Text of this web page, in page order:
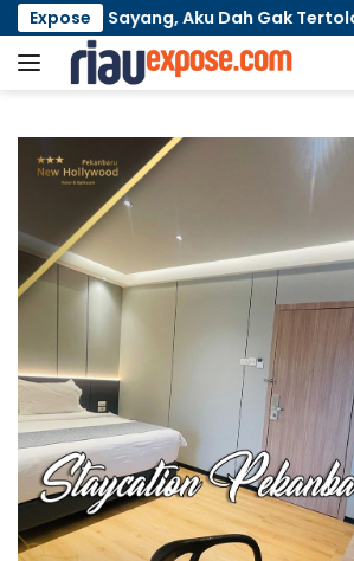
Langsung
ke
konten
Expose
Aku Dah Gak Tertolong Lagi”,